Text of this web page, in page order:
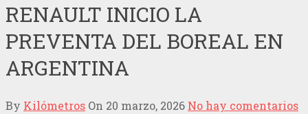
RENAULT INICIO LA
PREVENTA DEL BOREAL EN
ARGENTINA
By Kilómetros On 20 marzo, 2026 No hay comentarios